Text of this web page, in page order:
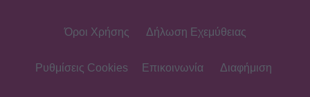
προσφορά* και ενισχυμένες
Όροι Χρήσης Δήλωση Εχεμύθειας
Ρυθμίσεις Cookies Επικοινωνία Διαφήμιση